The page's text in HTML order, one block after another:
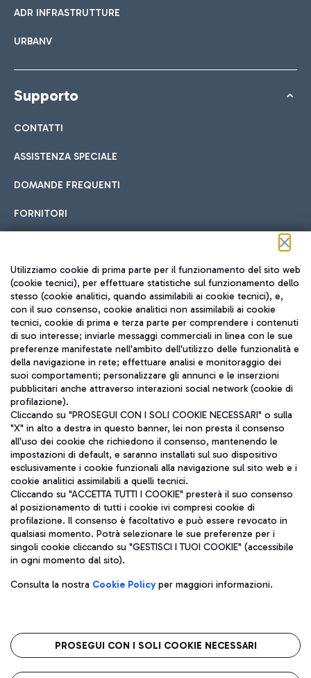
ADR INFRASTRUTTURE
URBANV
Supporto
CONTATTI
ASSISTENZA SPECIALE
DOMANDE FREQUENTI
FORNITORI
Seguici sui social
TRAVEL JOURNAL
ITA
Aeroporti di Roma S.p.A. - Società soggetta a direzione e
coordinamento di Mundys S.p.A.
Codice fiscale e Registro delle Imprese di Roma 13032990155 P.
IVA 06572251004
Capitale sociale 62.224.743,00 int. vers.
Sede legale: Via Pier Paolo Racchetti 1 - 00054 Fiumicino (RM)
telefono +39 06 65951
Privacy policy
Note legali
Roma FCO
L'aeroporto stellato
Utilizziamo cookie di prima parte per il funzionamento del sito web
(cookie tecnici), per effettuare statistiche sul funzionamento dello
stesso (cookie analitici, quando assimilabili ai cookie tecnici), e,
con il suo consenso, cookie analitici non assimilabili ai cookie
tecnici, cookie di prima e terza parte per comprendere i contenuti
di suo interesse; inviarle messaggi commerciali in linea con le sue
preferenze manifestate nell'ambito dell'utilizzo delle funzionalità e
della navigazione in rete; effettuare analisi e monitoraggio dei
suoi comportamenti; personalizzare gli annunci e le inserzioni
pubblicitari anche attraverso interazioni social network (cookie di
profilazione).
Cliccando su "PROSEGUI CON I SOLI COOKIE NECESSARI" o sulla
"X" in alto a destra in questo banner, lei non presta il consenso
all'uso dei cookie che richiedono il consenso, mantenendo le
impostazioni di default, e saranno installati sul suo dispositivo
esclusivamente i cookie funzionali alla navigazione sul sito web e i
cookie analitici assimilabili a quelli tecnici.
Cliccando su "ACCETTA TUTTI I COOKIE" presterà il suo consenso
al posizionamento di tutti i cookie ivi compresi cookie di
profilazione. Il consenso è facoltativo e può essere revocato in
qualsiasi momento. Potrà selezionare le sue preferenze per i
singoli cookie cliccando su "GESTISCI I TUOI COOKIE" (accessibile
in ogni momento dal sito).
Consulta la nostra Cookie Policyper maggiori informazioni.
PROSEGUI CON I SOLI COOKIE NECESSARI